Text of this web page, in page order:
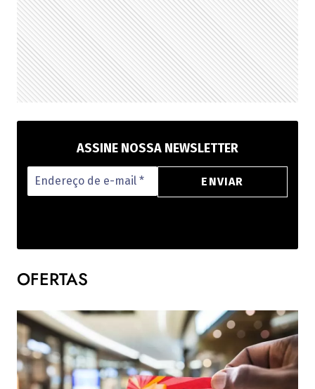
ASSINE NOSSA NEWSLETTER
OFERTAS